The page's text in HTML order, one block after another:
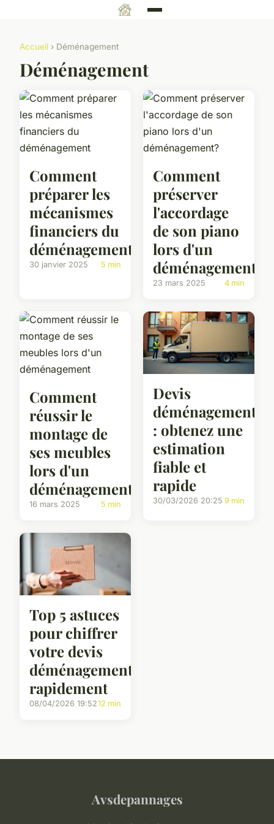
Accueil › Déménagement
Déménagement
Comment
préparer les
mécanismes
financiers du
déménagement
30 janvier 2025 5 min
Comment
préserver
l'accordage
de son piano
lors d'un
déménagement?
23 mars 2025 4 min
Comment
réussir le
montage de
ses meubles
lors d'un
déménagement
16 mars 2025 5 min
Devis
déménagement
: obtenez une
estimation
fiable et
rapide
30/03/2026 20:25 9 min
Top 5 astuces
pour chiffrer
votre devis
déménagement
rapidement
08/04/2026 19:5212 min
Avsdepannages